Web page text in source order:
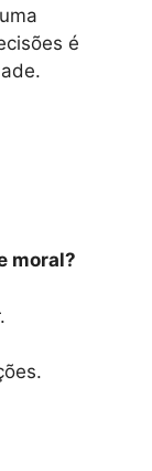
é
moral?